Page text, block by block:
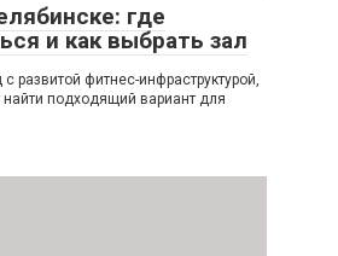
где
и как выбрать зал
развитой фитнес-инфраструктурой,
подходящий вариант для